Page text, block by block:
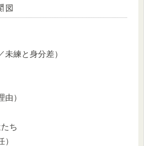
図
未練と身分差）
由）
ち
）